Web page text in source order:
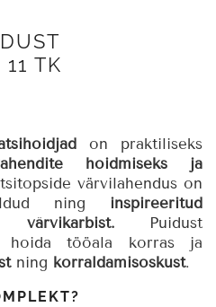
TK
on praktiliseks
hoidmiseks ja
värvilahendus on
ning inspireeritud
värvikarbist. Puidust
hoida tööala korras ja
ning korraldamisoskust.